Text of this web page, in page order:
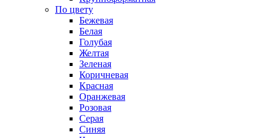
По цвету
Бежевая
Белая
Голубая
Желтая
Зеленая
Коричневая
Красная
Оранжевая
Розовая
Серая
Синяя